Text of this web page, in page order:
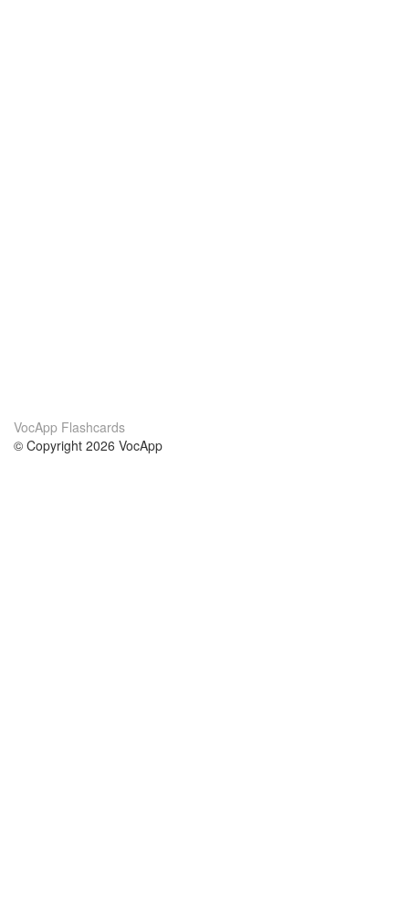
VocApp Flashcards
© Copyright 2026 VocApp